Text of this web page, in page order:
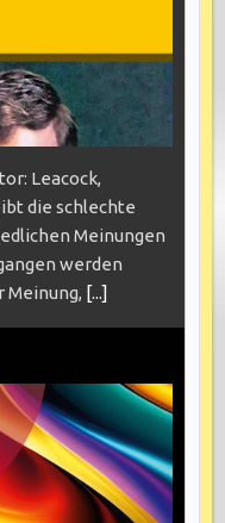
Leacock,
die schlechte
Meinungen
werden
Meinung, [...]